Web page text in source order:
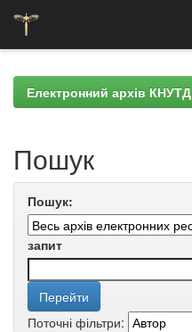
navigationЕлектронний архів КНУТД
Пошук
Пошук:
запит
Поточні фільтри: